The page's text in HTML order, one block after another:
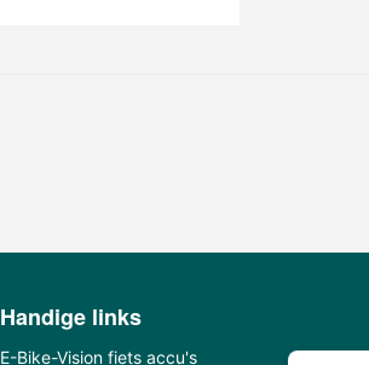
Handige links
E-Bike-Vision fiets accu's